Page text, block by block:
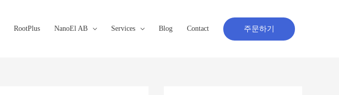
RootPlus NanoEl AB Services Blog Contact 주문하기